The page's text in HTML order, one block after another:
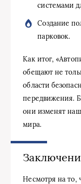
системами
Создание
парковок.
Как итог,
обещают не
области
передвижения.
они изменят
мира.
Несмотря на то,